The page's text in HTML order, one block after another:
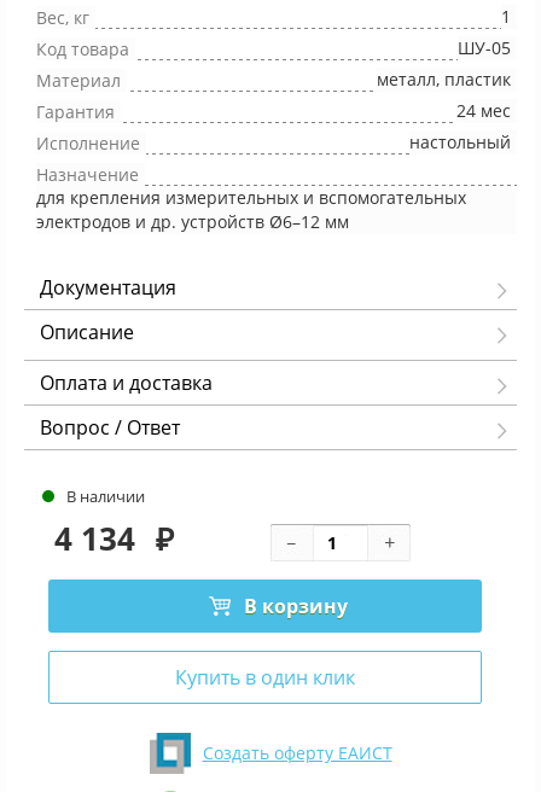
Вес, кг
1
Код товара
ШУ-05
Материал
металл, пластик
Гарантия
24 мес
Исполнение
настольный
Назначение
для крепления измерительных и вспомогательных
электродов и др. устройств Ø6–12 мм
Документация
Описание
Оплата и доставка
Вопрос / Ответ
В наличии
4 134 ₽
В корзину
Купить в один клик
Создать оферту ЕАИСТ